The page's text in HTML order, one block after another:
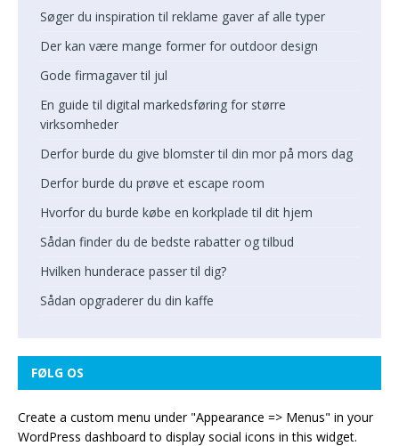
Søger du inspiration til reklame gaver af alle typer
Der kan være mange former for outdoor design
Gode firmagaver til jul
En guide til digital markedsføring for større
virksomheder
Derfor burde du give blomster til din mor på mors dag
Derfor burde du prøve et escape room
Hvorfor du burde købe en korkplade til dit hjem
Sådan finder du de bedste rabatter og tilbud
Hvilken hunderace passer til dig?
Sådan opgraderer du din kaffe
FØLG OS
Create a custom menu under "Appearance => Menus" in your
WordPress dashboard to display social icons in this widget.